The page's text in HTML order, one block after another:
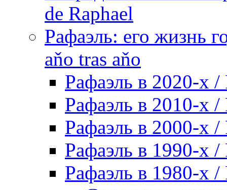
de Raphael
Рафаэль: его жизнь
aňo tras aňo
Рафаэль в 2020-х /
Рафаэль в 2010-х /
Рафаэль в 2000-х /
Рафаэль в 1990-х /
Рафаэль в 1980-х /